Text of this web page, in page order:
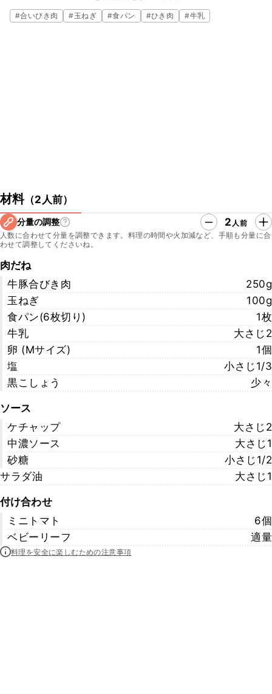
#合いびき肉 #玉ねぎ #食パン #ひき肉 #牛乳
材料（2人前）
分量の調整 2 人前
人数に合わせて分量を調整できます。料理の時間や火加減など、手順も分量に合
わせて調整してくださいね。
肉だね
牛豚合びき肉
250g
玉ねぎ
100g
食パン(6枚切り)
1枚
牛乳
大さじ2
卵 (Mサイズ)
1個
塩
小さじ1/3
黒こしょう
少々
ソース
ケチャップ
大さじ2
中濃ソース
大さじ1
砂糖
小さじ1/2
サラダ油
大さじ1
付け合わせ
ミニトマト
6個
ベビーリーフ
適量
料理を安全に楽しむための注意事項